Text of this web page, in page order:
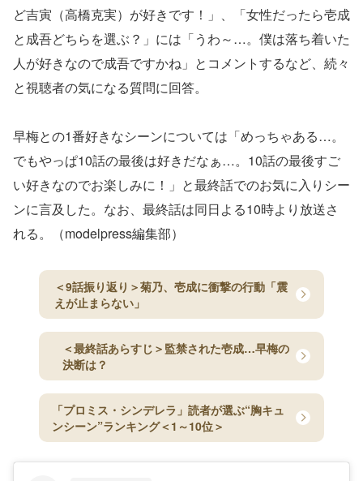
ど吉寅（高橋克実）が好きです！」、「女性だったら壱成
と成吾どちらを選ぶ？」には「うわ～…。僕は落ち着いた
人が好きなので成吾ですかね」とコメントするなど、続々
と視聴者の気になる質問に回答。
早梅との1番好きなシーンについては「めっちゃある…。
でもやっぱ10話の最後は好きだなぁ…。10話の最後すご
い好きなのでお楽しみに！」と最終話でのお気に入りシー
ンに言及した。なお、最終話は同日よる10時より放送さ
れる。（modelpress編集部）
＜9話振り返り＞菊乃、壱成に衝撃の行動「震
えが止まらない」
＜最終話あらすじ＞監禁された壱成…早梅の
決断は？
「プロミス・シンデレラ」読者が選ぶ“胸キュ
ンシーン”ランキング＜1～10位＞